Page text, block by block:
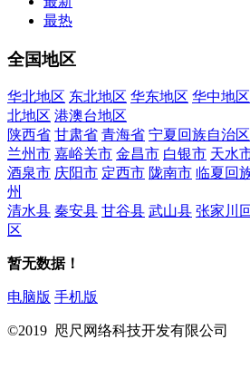
最热
全国地区
华北地区 东北地区 华东地区 华中地区
北地区 港澳台地区
陕西省 甘肃省 青海省 宁夏回族自治区
兰州市 嘉峪关市 金昌市 白银市 天水
酒泉市 庆阳市 定西市 陇南市 临夏回
州
清水县 秦安县 甘谷县 武山县 张家川
区
暂无数据！
电脑版 手机版
©2019 咫尺网络科技开发有限公司